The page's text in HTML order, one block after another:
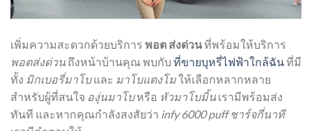
เพิ่มความสะดวกด้วยบริการ พอต ส่งด่วนที่พร้อมให้บริการ
พอตส่งด่วน ถึงหน้าบ้านคุณ พบกับ ที่ขายบุหรี่ไฟฟ้าใกล้ฉันที่มี
ทั้ง มิกเบอรี่มาโบและ มาโบแตงโมให้เลือกหลากหลาย
สำหรับผู้ที่สนใจ องุ่นมาโบหรือ หัวมาโบมิ้น เรามีพร้อมส่ง
ทันที และหากคุณกำลังสงสัยว่า infy 6000 puff ชาร์จกี่นาที